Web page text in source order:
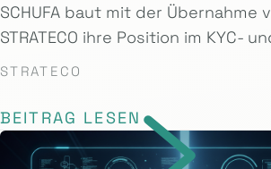
SCHUFA baut mit der Übernahme
STRATECO ihre Position im KYC-
STRATECO
BEITRAG LESEN